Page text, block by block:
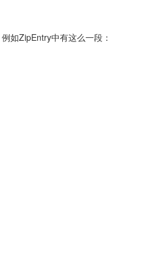
如ZipEntry中有这么一段：